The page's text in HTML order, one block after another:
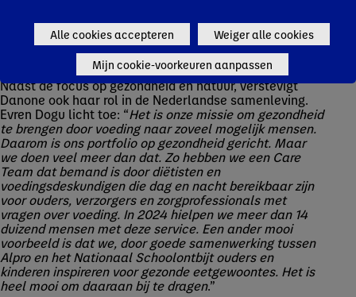
voedselverspilling, en redde het samen met partner Too
Good To Go ruim 244 duizend producten, wat neerkomt
op zo’n143 duizend kilo voeding.
Naast de focus op gezondheid en natuur, verstevigt
Danone ook haar rol in de Nederlandse samenleving.
Evren Dogu licht toe: “Het is onze missie om gezondheid
te brengen door voeding naar zoveel mogelijk mensen.
Daarom is ons portfolio op gezondheid gericht. Maar
we doen veel meer dan dat. Zo hebben we een Care
Team dat bemand is door diëtisten en
voedingsdeskundigen die dag en nacht bereikbaar zijn
voor ouders, verzorgers en zorgprofessionals met
vragen over voeding. In 2024 hielpen we meer dan 14
duizend mensen met deze service. Een ander mooi
voorbeeld is dat we, door goede samenwerking tussen
Alpro en het Nationaal Schoolontbijt ouders en
kinderen inspireren voor gezonde eetgewoontes. Het is
heel mooi om daaraan bij te dragen.”
Alle cookies accepteren Weiger alle cookies
Mijn cookie-voorkeuren aanpassen